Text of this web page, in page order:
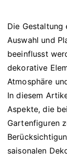
Die Gestaltung
Auswahl und
beeinflusst
dekorative
Atmosphäre
In diesem
Aspekte, die
Gartenfiguren
saisonalen